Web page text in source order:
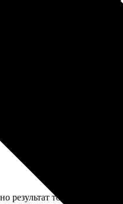
заказ банковской
получите подтверждение
заказа. Когда
того стоил —